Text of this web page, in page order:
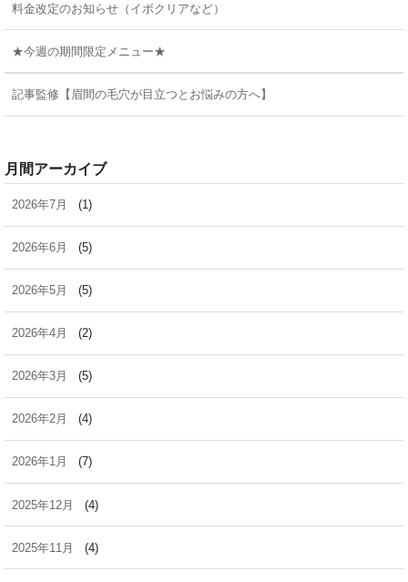
料金改定のお知らせ（イボクリアなど）
★今週の期間限定メニュー★
記事監修【眉間の毛穴が目立つとお悩みの方へ】
月間アーカイブ
2026年7月 (1)
2026年6月 (5)
2026年5月 (5)
2026年4月 (2)
2026年3月 (5)
2026年2月 (4)
2026年1月 (7)
2025年12月 (4)
2025年11月 (4)